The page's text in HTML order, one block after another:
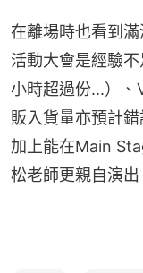
在離場時也看到
活動大會是經驗
小時超過份...）、
販入貨量亦預計
加上能在Main
松老師更親自演